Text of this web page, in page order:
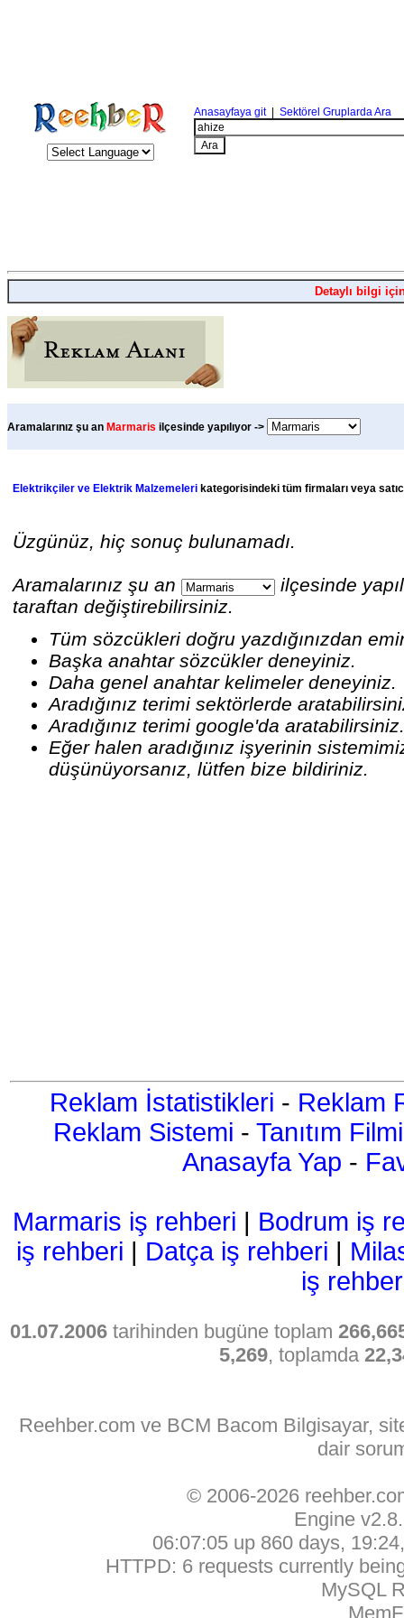
Anasayfaya git| Sektörel Gruplarda Ara
Detaylı bilgi
Aramalarınız şu an Marmaris ilçesinde yapılıyor ->
Elektrikçiler ve Elektrik Malzemeleri kategorisindeki tüm firmaları veya
Üzgünüz, hiç sonuç bulunamadı.
Aramalarınız şu an
ilçesinde
taraftan değiştirebilirsiniz.
Tüm sözcükleri doğru yazdığınızdan
Başka anahtar sözcükler deneyiniz.
Daha genel anahtar kelimeler deneyiniz.
Aradığınız terimi sektörlerde
Aradığınız terimi google'da
Eğer halen aradığınız işyerinin
düşünüyorsanız, lütfen bize bildiriniz.
Reklam İstatistikleri - Reklam
Reklam Sistemi - Tanıtım Filmi
Anasayfa Yap -
Marmaris iş rehberi | Bodrum iş
iş rehberi | Datça iş rehberi |
iş
01.07.2006 tarihinden bugüne toplam
5,269, toplamda
Reehber.com ve BCM Bacom Bilgisayar,
dair
© 2006-2026
Engine
06:07:05 up 860 days,
HTTPD: 6 requests currently
MySQL